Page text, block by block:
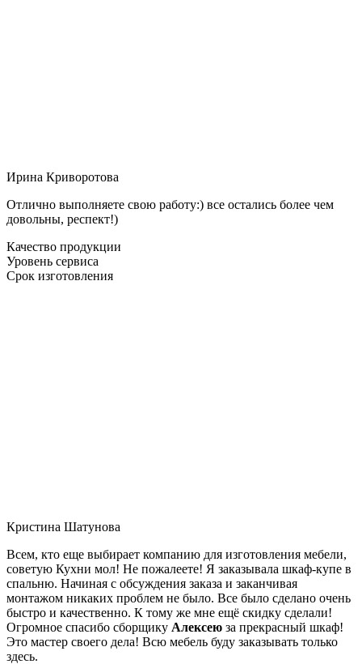
Ирина Криворотова
Отлично выполняете свою работу:) все остались более чем
довольны, респект!)
Качество продукции
Уровень сервиса
Срок изготовления
Кристина Шатунова
Всем, кто еще выбирает компанию для изготовления мебели,
советую Кухни мол! Не пожалеете! Я заказывала шкаф-купе в
спальню. Начиная с обсуждения заказа и заканчивая
монтажом никаких проблем не было. Все было сделано очень
быстро и качественно. К тому же мне ещё скидку сделали!
Огромное спасибо сборщику Алексею за прекрасный шкаф!
Это мастер своего дела! Всю мебель буду заказывать только
здесь.